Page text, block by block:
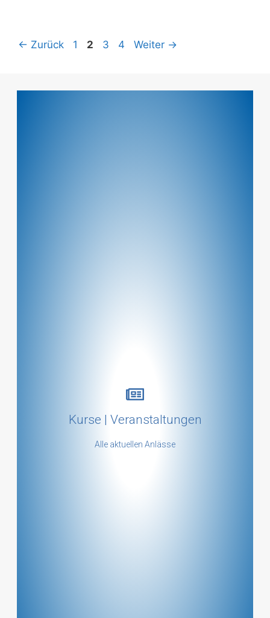
← Zurück 1 2 3 4 Weiter →
Kurse | Veranstaltungen
Alle aktuellen Anlässe
Kursübersicht